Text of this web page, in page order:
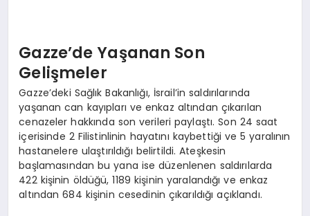
DIĞER
Gazze’de Yaşanan Son
Gelişmeler
Gazze’deki Sağlık Bakanlığı, İsrail’in saldırılarında
yaşanan can kayıpları ve enkaz altından çıkarılan
cenazeler hakkında son verileri paylaştı. Son 24 saat
içerisinde 2 Filistinlinin hayatını kaybettiği ve 5 yaralının
hastanelere ulaştırıldığı belirtildi. Ateşkesin
başlamasından bu yana ise düzenlenen saldırılarda
422 kişinin öldüğü, 1189 kişinin yaralandığı ve enkaz
altından 684 kişinin cesedinin çıkarıldığı açıklandı.